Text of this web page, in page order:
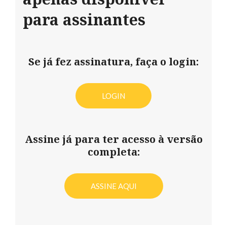
para assinantes
Se já fez assinatura, faça o login:
LOGIN
Assine já para ter acesso à versão
completa:
ASSINE AQUI